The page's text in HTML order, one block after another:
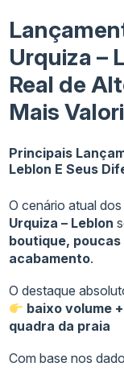
Urquiza –
Real de
Mais
Principais
Leblon E Seus
O cenário atual dos
Urquiza – Leblon
boutique,
acabamento.
O destaque
baixo volume
quadra da praia
Com base nos